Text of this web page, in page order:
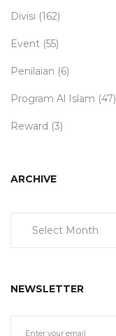
Divisi (162)
Event (55)
Penilaian (6)
Program Al Islam (47)
Reward (3)
ARCHIVE
NEWSLETTER